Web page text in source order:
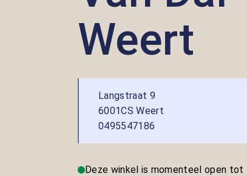
Weert
Langstraat 9
6001CS Weert
0495547186
Deze winkel is momenteel open tot